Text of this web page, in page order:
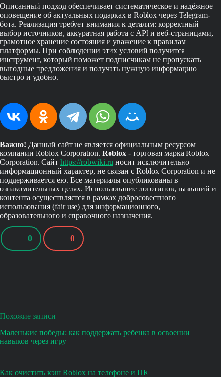
Описанный подход обеспечивает систематическое и надёжное
оповещение об актуальных подарках в Roblox через Telegram-
бота. Реализация требует внимания к деталям: корректный
выбор источников, аккуратная работа с API и веб-страницами,
грамотное хранение состояния и уважение к правилам
платформы. При соблюдении этих условий получится
инструмент, который поможет подписчикам не пропускать
выгодные предложения и получать нужную информацию
быстро и удобно.
Важно! Данный сайт не является официальным ресурсом
компании Roblox Corporation. Roblox - торговая марка Roblox
Corporation. Сайт https://robwiki.ru носит исключительно
информационный характер, не связан с Roblox Corporation и не
поддерживается ею. Все материалы опубликованы в
ознакомительных целях. Использование логотипов, названий и
контента осуществляется в рамках добросовестного
использования (fair use) для информационного,
образовательного и справочного назначения.
0 0
Похожие записи
Маленькие победы: как поддержать ребенка в освоении
навыков через игру
Как очистить кэш Roblox на телефоне и ПК